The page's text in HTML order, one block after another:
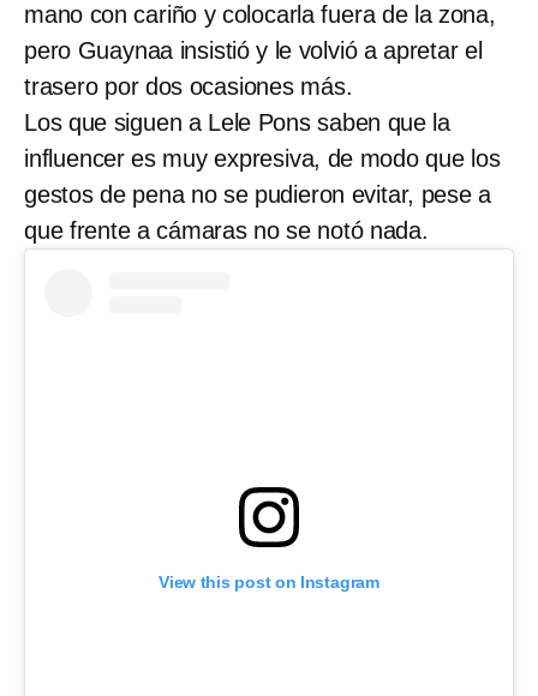
mano con cariño y colocarla fuera de la zona,
pero Guaynaa insistió y le volvió a apretar el
trasero por dos ocasiones más.
Los que siguen a Lele Pons saben que la
influencer es muy expresiva, de modo que los
gestos de pena no se pudieron evitar, pese a
que frente a cámaras no se notó nada.
View this post on Instagram